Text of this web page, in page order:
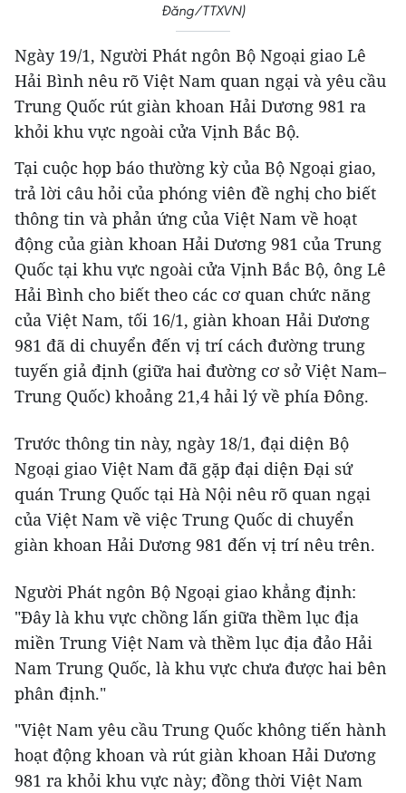
Đăng/TTXVN)
Ngày 19/1, Người Phát ngôn Bộ Ngoại giao Lê
Hải Bình nêu rõ Việt Nam quan ngại và yêu cầu
Trung Quốc rút giàn khoan Hải Dương 981 ra
khỏi khu vực ngoài cửa Vịnh Bắc Bộ.
Tại cuộc họp báo thường kỳ của Bộ Ngoại giao,
trả lời câu hỏi của phóng viên đề nghị cho biết
thông tin và phản ứng của Việt Nam về hoạt
động của giàn khoan Hải Dương 981 của Trung
Quốc tại khu vực ngoài cửa Vịnh Bắc Bộ, ông Lê
Hải Bình cho biết theo các cơ quan chức năng
của Việt Nam, tối 16/1, giàn khoan Hải Dương
981 đã di chuyển đến vị trí cách đường trung
tuyến giả định (giữa hai đường cơ sở Việt Nam–
Trung Quốc) khoảng 21,4 hải lý về phía Đông.
Trước thông tin này, ngày 18/1, đại diện Bộ
Ngoại giao Việt Nam đã gặp đại diện Đại sứ
quán Trung Quốc tại Hà Nội nêu rõ quan ngại
của Việt Nam về việc Trung Quốc di chuyển
giàn khoan Hải Dương 981 đến vị trí nêu trên.
Người Phát ngôn Bộ Ngoại giao khẳng định:
"Đây là khu vực chồng lấn giữa thềm lục địa
miền Trung Việt Nam và thềm lục địa đảo Hải
Nam Trung Quốc, là khu vực chưa được hai bên
phân định."
"Việt Nam yêu cầu Trung Quốc không tiến hành
hoạt động khoan và rút giàn khoan Hải Dương
981 ra khỏi khu vực này; đồng thời Việt Nam